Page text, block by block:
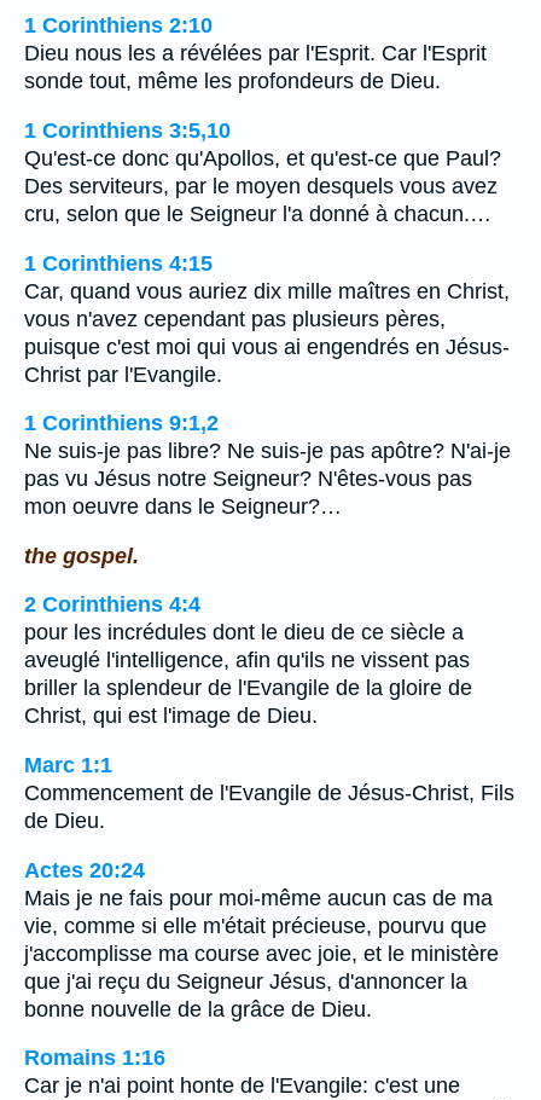
1 Corinthiens 2:10
Dieu nous les a révélées par l'Esprit. Car l'Esprit
sonde tout, même les profondeurs de Dieu.
1 Corinthiens 3:5,10
Qu'est-ce donc qu'Apollos, et qu'est-ce que Paul?
Des serviteurs, par le moyen desquels vous avez
cru, selon que le Seigneur l'a donné à chacun.…
1 Corinthiens 4:15
Car, quand vous auriez dix mille maîtres en Christ,
vous n'avez cependant pas plusieurs pères,
puisque c'est moi qui vous ai engendrés en Jésus-
Christ par l'Evangile.
1 Corinthiens 9:1,2
Ne suis-je pas libre? Ne suis-je pas apôtre? N'ai-je
pas vu Jésus notre Seigneur? N'êtes-vous pas
mon oeuvre dans le Seigneur?…
the gospel.
2 Corinthiens 4:4
pour les incrédules dont le dieu de ce siècle a
aveuglé l'intelligence, afin qu'ils ne vissent pas
briller la splendeur de l'Evangile de la gloire de
Christ, qui est l'image de Dieu.
Marc 1:1
Commencement de l'Evangile de Jésus-Christ, Fils
de Dieu.
Actes 20:24
Mais je ne fais pour moi-même aucun cas de ma
vie, comme si elle m'était précieuse, pourvu que
j'accomplisse ma course avec joie, et le ministère
que j'ai reçu du Seigneur Jésus, d'annoncer la
bonne nouvelle de la grâce de Dieu.
Romains 1:16
Car je n'ai point honte de l'Evangile: c'est une